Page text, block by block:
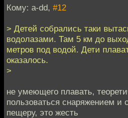
Кому: a-dd, #12
> Детей собрались таки
водолазами. Там 5 км до
метров под водой. Дети
оказалось.
>
не умеющего плавать,
пользоваться снаряжением и
пещеру, это жесть